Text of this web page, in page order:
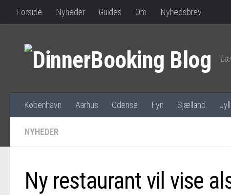
Forside Nyheder Guides Om Nyhedsbrev
København Aarhus Odense Fyn Sjælland
NYHEDER
Ny restaurant vil vise